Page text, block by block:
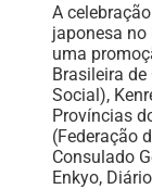
A
japonesa no
uma
Brasileira
Social),
Províncias
(Federação
Consulado
Enkyo,